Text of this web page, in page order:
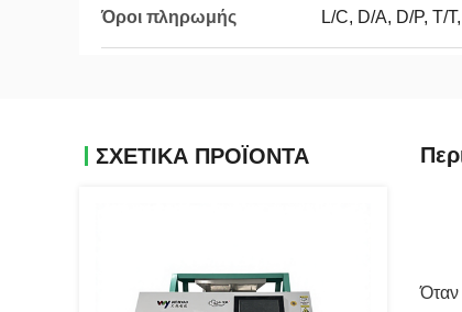
Όροι πληρωμής L/C, D/A, D/P, T/
ΣΧΕΤΙΚΑ ΠΡΟΪΟΝΤΑ
Όταν